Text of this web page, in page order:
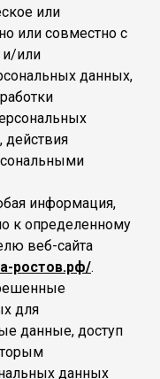
или
или совместно с
и/или
данных,
действия
информация,
к определенному
веб-сайта
ростов.рф/.
для
данные, доступ
данных